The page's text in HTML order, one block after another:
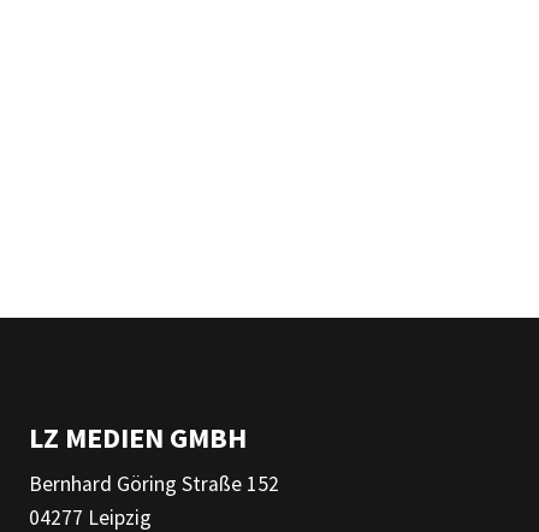
LZ MEDIEN GMBH
Bernhard Göring Straße 152
04277 Leipzig